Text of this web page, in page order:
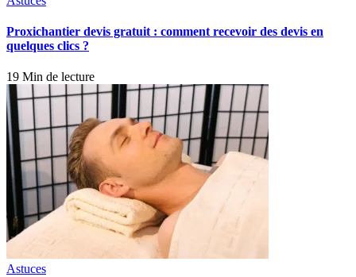
Proxichantier devis gratuit : comment recevoir des devis en
quelques clics ?
19 Min de lecture
Astuces